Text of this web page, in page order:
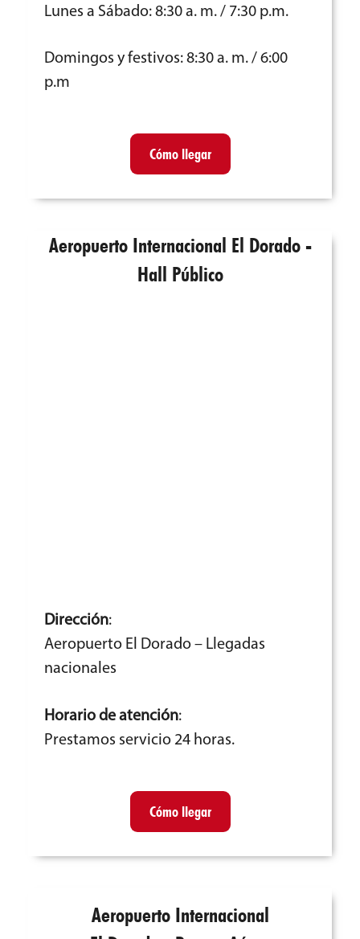
Lunes a Sábado: 8:30 a. m. / 7:30 p.m.
Domingos y festivos: 8:30 a. m. / 6:00
p.m
Cómo llegar
Aeropuerto Internacional El Dorado -
Hall Público
Dirección:
Aeropuerto El Dorado – Llegadas
nacionales
Horario de atención:
Prestamos servicio 24 horas.
Cómo llegar
Aeropuerto Internacional